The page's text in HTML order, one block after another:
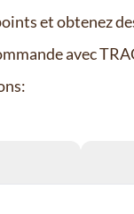
et obtenez
avec